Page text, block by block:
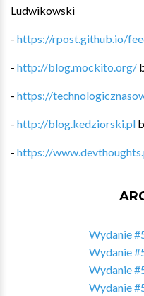
Ludwikowski
- https://rpost.github.io/
- http://blog.mockito.org/
- https://
- http://blog.kedziorski.pl
- https://
Wydanie
Wydanie
Wydanie
Wydanie